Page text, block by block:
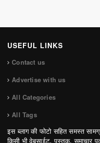
USEFUL LINKS
Contact us
Advertise with us
All Categories
All Tags
इस ब्लाग की फोटो सहित समस्त
किसी भी वेबसाईट, पुस्तक, समाचार